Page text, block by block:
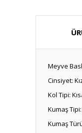
Meyve
Cinsiyet:
Kol Tipi:
Kumaş
Kumaş